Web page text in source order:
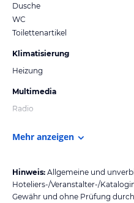
Dusche
WC
Toilettenartikel
Klimatisierung
Heizung
Multimedia
Radio
Mehr anzeigen
Hinweis: Allgemeine und
Hoteliers-/Veranstalter-/
Gewähr und ohne Prüfung